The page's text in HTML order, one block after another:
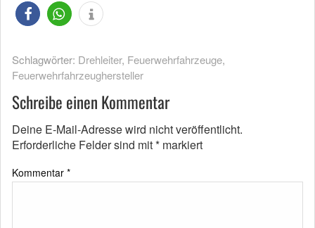
Schlagwörter: Drehleiter, Feuerwehrfahrzeuge,
Feuerwehrfahrzeughersteller
Schreibe einen Kommentar
Deine E-Mail-Adresse wird nicht veröffentlicht.
Erforderliche Felder sind mit* markiert
Kommentar *